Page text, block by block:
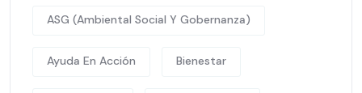
ASG (Ambiental Social Y Gobernanza)
Ayuda En Acción Bienestar